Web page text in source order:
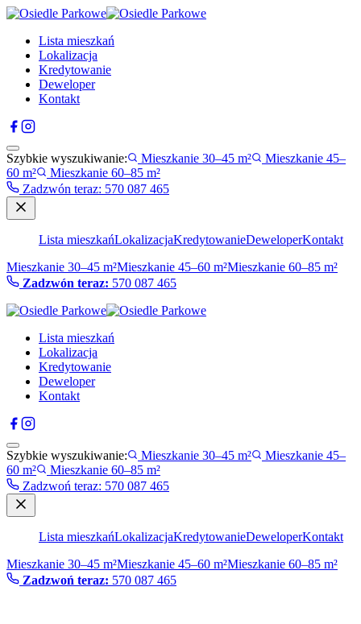
Lista mieszkań
Lokalizacja
Kredytowanie
Deweloper
Kontakt
Szybkie wyszukiwanie: Mieszkanie 30–45 m²
Mieszkanie 45–
60 m²
Mieszkanie 60–85 m²
Zadzwón teraz: 570 087 465
Lista mieszkańLokalizacjaKredytowanieDeweloperKontakt
Mieszkanie 30–45 m²Mieszkanie 45–60 m²Mieszkanie 60–85 m²
Zadzwón teraz: 570 087 465
Lista mieszkań
Lokalizacja
Kredytowanie
Deweloper
Kontakt
Szybkie wyszukiwanie: Mieszkanie 30–45 m²
Mieszkanie 45–
60 m²
Mieszkanie 60–85 m²
Zadzwoń teraz: 570 087 465
Lista mieszkańLokalizacjaKredytowanieDeweloperKontakt
Mieszkanie 30–45 m²Mieszkanie 45–60 m²Mieszkanie 60–85 m²
Zadzwoń teraz: 570 087 465